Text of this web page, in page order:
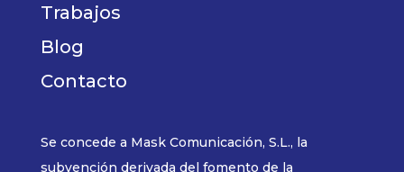
Trabajos
Blog
Contacto
Se concede a Mask Comunicación, S.L., la
subvención derivada del fomento de la